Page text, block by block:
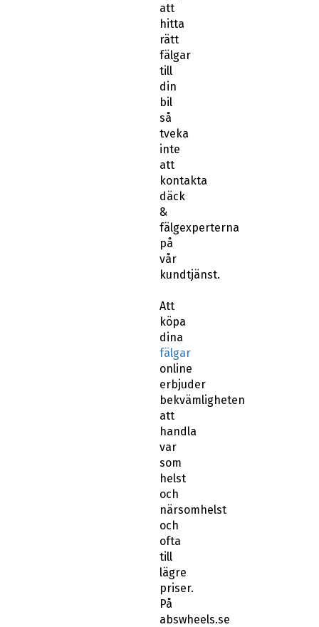
att
hitta
rätt
fälgar
till
din
bil
så
tveka
inte
att
kontakta
däck
&
fälgexperterna
på
vår
kundtjänst.
Att
köpa
dina
fälgar
online
erbjuder
bekvämligheten
att
handla
var
som
helst
och
närsomhelst
och
ofta
till
lägre
priser.
På
abswheels.se